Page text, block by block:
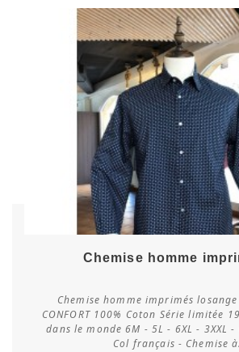
Vérifier la
Chemise homme
Chemise homme imprimés
CONFORT 100% Coton Série limitée
dans le monde 6M - 5L - 6XL - 3XXL
Col français - Chemise